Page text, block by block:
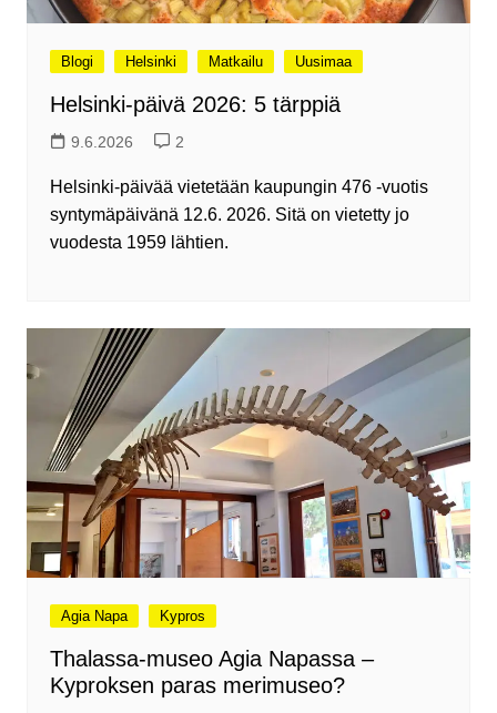
Blogi Helsinki Matkailu Uusimaa
Helsinki-päivä 2026: 5 tärppiä
9.6.2026 2
Helsinki-päivää vietetään kaupungin 476 -vuotis
syntymäpäivänä 12.6. 2026. Sitä on vietetty jo
vuodesta 1959 lähtien.
Agia Napa Kypros
Thalassa-museo Agia Napassa –
Kyproksen paras merimuseo?